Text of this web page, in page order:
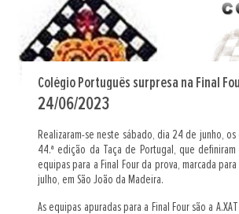
Colégio Português surpresa na Final
24/06/2023
Realizaram-se neste sábado, dia 24 de junho,
44.ª edição da Taça de Portugal, que
equipas para a Final Four da prova, marcada
julho, em São João da Madeira.
As equipas apuradas para a Final Four são a